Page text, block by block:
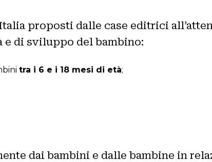
proposti dalle case editrici
e di sviluppo del bambino:
tra i 6 e i 18 mesi di età;
dai bambini e dalle bambine in